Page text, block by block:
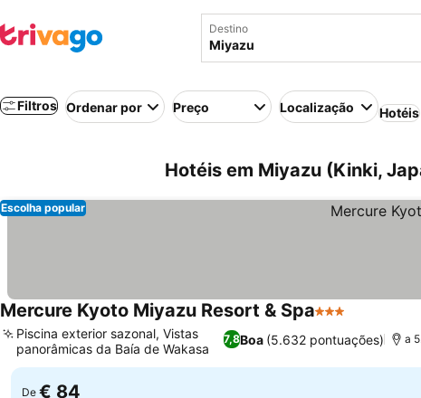
Destino
Filtros Ordenar por Preço Localização Hotéis
Hotéis em Miyazu (Kinki,
Escolha popular
Mercure Kyoto Miyazu Resort & Spa3 Estrelas
7,8Boa (5.632 pontuações)
Piscina exterior sazonal, Vistas
panorâmicas da Baía de Wakasa
a
De € 84